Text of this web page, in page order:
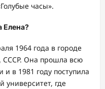
часы».
Елена?
1964 года в городе
СССР. Она прошла всю
в 1981 году поступила
университет, где